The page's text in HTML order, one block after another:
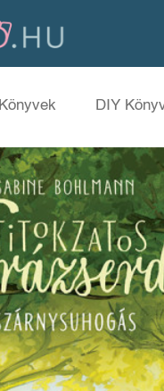
Könyvek DIY